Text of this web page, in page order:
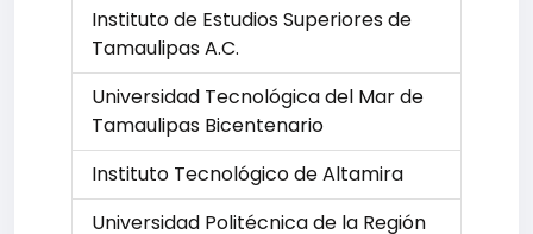
Instituto de Estudios Superiores de
Tamaulipas A.C.
Universidad Tecnológica del Mar de
Tamaulipas Bicentenario
Instituto Tecnológico de Altamira
Universidad Politécnica de la Región